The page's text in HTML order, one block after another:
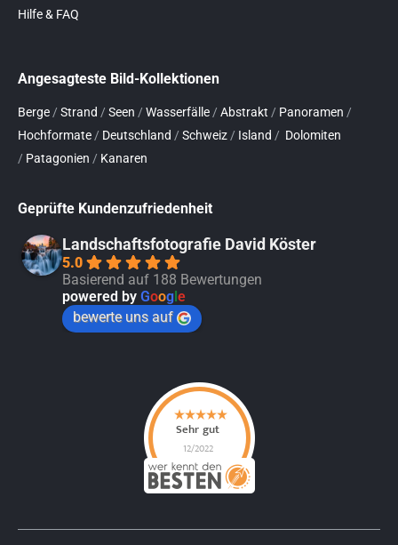
Hilfe & FAQ
Angesagteste Bild-Kollektionen
Berge/ Strand / Seen / Wasserfälle/ Abstrakt / Panoramen /
Hochformate/ Deutschland / Schweiz/ Island / Dolomiten
/ Patagonien / Kanaren
Geprüfte Kundenzufriedenheit
Landschaftsfotografie David Köster
5.0
Basierend auf 188 Bewertungen
powered by Goog e
bewerte uns auf